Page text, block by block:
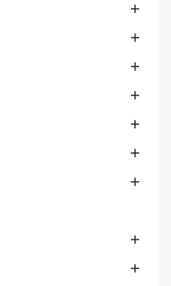








